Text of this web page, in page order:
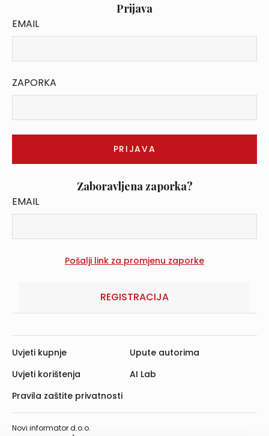
Prijava
EMAIL
ZAPORKA
Zaboravljena zaporka?
EMAIL
REGISTRACIJA
Novi informator d.o.o.
Uvjeti kupnje
Uvjeti korištenja
Pravila zaštite privatnosti
Upute autorima
AI Lab